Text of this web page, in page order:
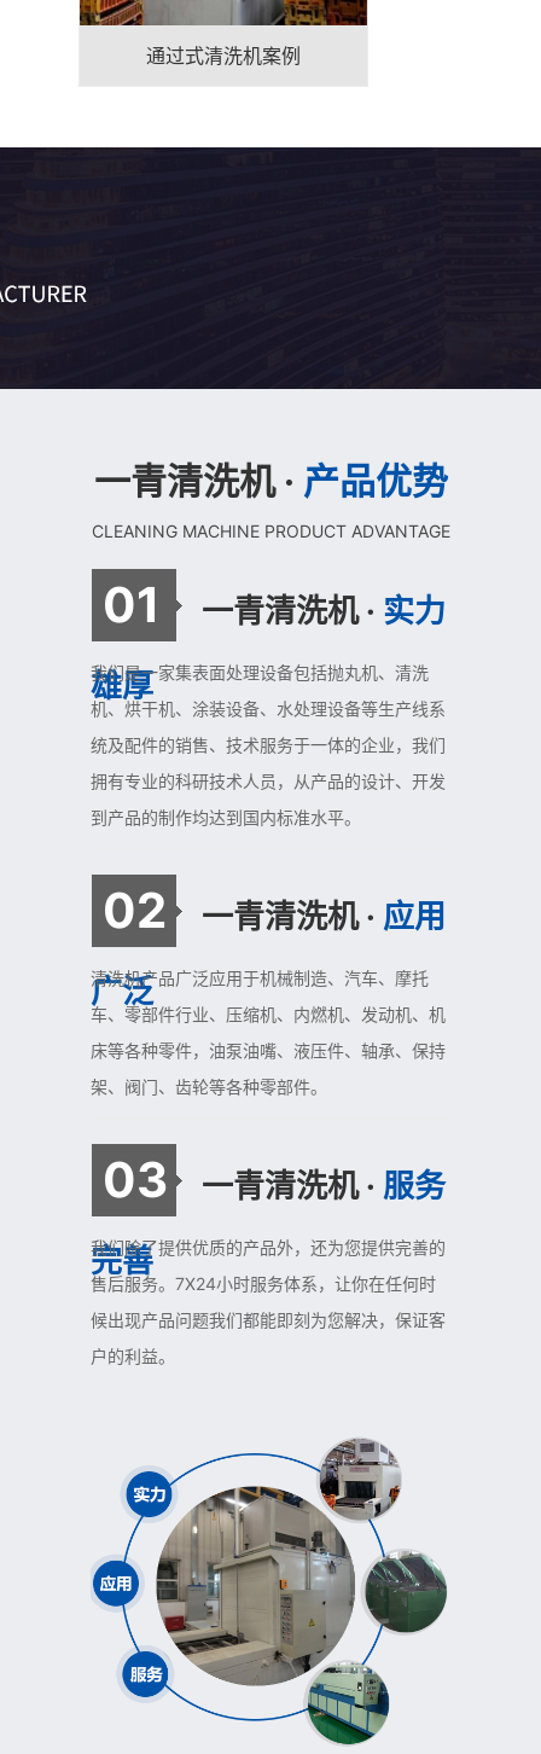
通过式清洗机案例
一青清洗机 · 产品优势
CLEANING MACHINE PRODUCT ADVANTAGE
01 一青清洗机 · 实力
雄厚
我们是一家集表面处理设备包括抛丸机、清洗
机、烘干机、涂装设备、水处理设备等生产线系
统及配件的销售、技术服务于一体的企业，我们
拥有专业的科研技术人员，从产品的设计、开发
到产品的制作均达到国内标准水平。
02 一青清洗机 · 应用
广泛
清洗机产品广泛应用于机械制造、汽车、摩托
车、零部件行业、压缩机、内燃机、发动机、机
床等各种零件，油泵油嘴、液压件、轴承、保持
架、阀门、齿轮等各种零部件。
03 一青清洗机 · 服务
完善
我们除了提供优质的产品外，还为您提供完善的
售后服务。7X24小时服务体系，让你在任何时
候出现产品问题我们都能即刻为您解决，保证客
户的利益。